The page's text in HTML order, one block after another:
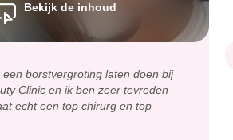
Bekijk de inhoud
borstvergroting laten doen bij
Clinic en ik ben zeer tevreden
echt een top chirurg en top